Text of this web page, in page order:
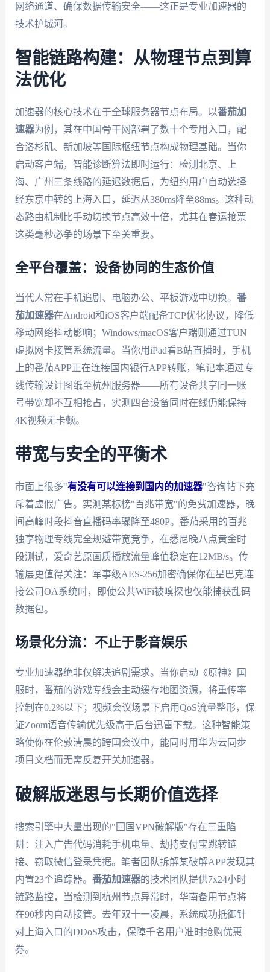
网络通道、确保数据传输安全——这正是专业加速器的
技术护城河。
智能链路构建：从物理节点到算
法优化
加速器的核心技术在于全球服务器节点布局。以番茄加
速器为例，其在中国骨干网部署了数十个专用入口，配
合洛杉矶、新加坡等国际枢纽节点构成物理基础。当你
启动客户端，智能诊断算法即时运行：检测北京、上
海、广州三条线路的延迟数据后，为纽约用户自动选择
经东京中转的上海入口，延迟从380ms降至88ms。这种动
态路由机制比手动切换节点高效十倍，尤其在春运抢票
这类毫秒必争的场景下至关重要。
全平台覆盖：设备协同的生态价值
当代人常在手机追剧、电脑办公、平板游戏中切换。 番
茄加速器在Android和iOS客户端配备TCP优化协议，降低
移动网络抖动影响；Windows/macOS客户端则通过TUN
虚拟网卡接管系统流量。当你用iPad看B站直播时，手机
上的番茄APP正在连接国内银行APP转账，笔记本通过专
线传输设计图纸至杭州服务器——所有设备共享同一账
号带宽却不互相抢占，实测四台设备同时在线仍能保持
4K视频无卡顿。
带宽与安全的平衡术
市面上很多"有没有可以连接到国内的加速器"咨询帖下充
斥着虚假广告。实测某标榜"百兆带宽"的免费加速器，晚
间高峰时段抖音直播码率骤降至480P。番茄采用的百兆
独享物理专线完全规避带宽竞争，在悉尼晚八点黄金时
段测试，爱奇艺原画质播放流量峰值稳定在12MB/s。传
输层更值得关注：军事级AES-256加密确保你在星巴克连
接公司OA系统时，即使公共WiFi被嗅探也仅能捕获乱码
数据包。
场景化分流：不止于影音娱乐
专业加速器绝非仅解决追剧需求。当你启动《原神》国
服时，番茄的游戏专线会主动缓存地图资源，将重传率
控制在0.2%以下；视频会议场景下启用QoS流量整形，保
证Zoom语音传输优先级高于后台迅雷下载。这种智能策
略使你在伦敦清晨的跨国会议中，能同时用华为云同步
项目文档而无需反复开关加速器。
破解版迷思与长期价值选择
搜索引擎中大量出现的"回国VPN破解版"存在三重陷
阱：注入广告代码消耗手机电量、劫持支付宝跳转链
接、窃取微信登录凭据。笔者团队拆解某破解APP发现其
内置23个追踪器。 番茄加速器的技术团队提供7x24小时
链路监控，当检测到杭州节点异常时，华南备用节点将
在90秒内自动接管。去年双十一凌晨，系统成功抵御针
对上海入口的DDoS攻击，保障千名用户准时抢购优惠
券。